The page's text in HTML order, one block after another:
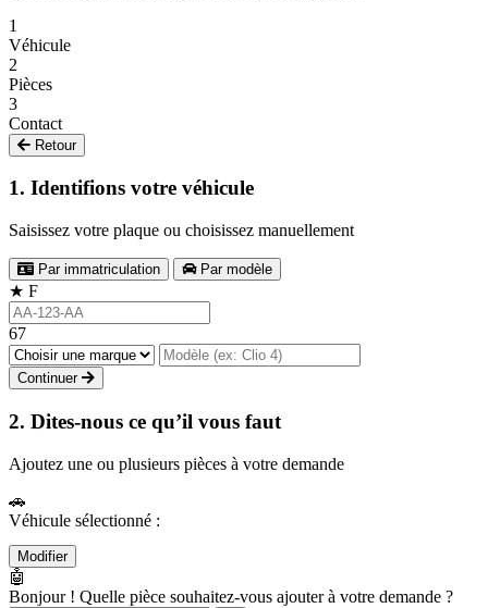
1
Véhicule
2
Pièces
3
Contact
Retour
1. Identifions votre véhicule
Saisissez votre plaque ou choisissez manuellement
Par immatriculation Par modèle
★ F
67
Continuer
2. Dites-nous ce qu’il vous faut
Ajoutez une ou plusieurs pièces à votre demande
🚗
Véhicule sélectionné :
Modifier
🤖
Bonjour ! Quelle pièce souhaitez-vous ajouter à votre demande ?